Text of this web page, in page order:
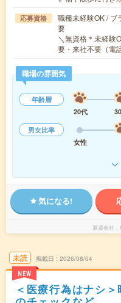
応募資格
職種未経験OK / ブ
要
＼無資格＊未経
要・来社不要（
職場の雰囲気
年齢層
20代
男女比率
女性
気になる!
派遣会社
未読
NEW
掲載日 2026/08/04
＜医療行為はナシ